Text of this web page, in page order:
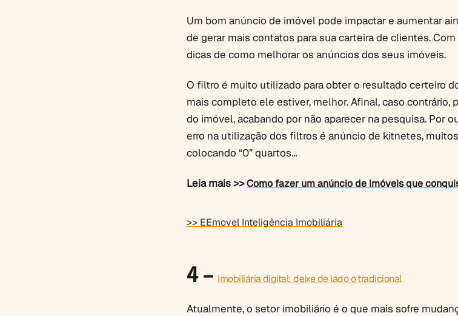
Um bom anúncio de imóvel pode impactar e aumentar
de gerar mais contatos para sua carteira de clientes.
dicas de como melhorar os anúncios dos seus imóveis.
O filtro é muito utilizado para obter o resultado certeiro
mais completo ele estiver, melhor. Afinal, caso contrário,
do imóvel, acabando por não aparecer na pesquisa. Por
erro na utilização dos filtros é anúncio de kitnetes,
colocando “0” quartos…
Leia mais >>Como fazer um anúncio de imóveis que
>> EEmovel Inteligência Imobiliária
4 – Imobiliária digital: deixe de lado o tradicional
Atualmente, o setor imobiliário é o que mais sofre